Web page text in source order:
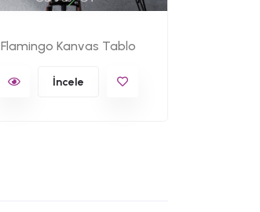
Flamingo Kanvas Tablo
İncele